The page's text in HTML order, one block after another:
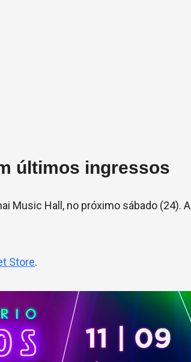
últimos ingressos
Music Hall, no próximo sábado (24). A
Store.